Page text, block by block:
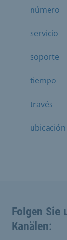
número
servicio
soporte
tiempo
través
ubicación
Folgen Sie
Kanälen: